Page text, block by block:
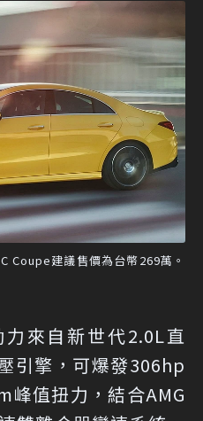
Coupe建議售價為台幣269萬。
力來自新世代2.0L直
引擎，可爆發306hp
峰值扭力，結合AMG